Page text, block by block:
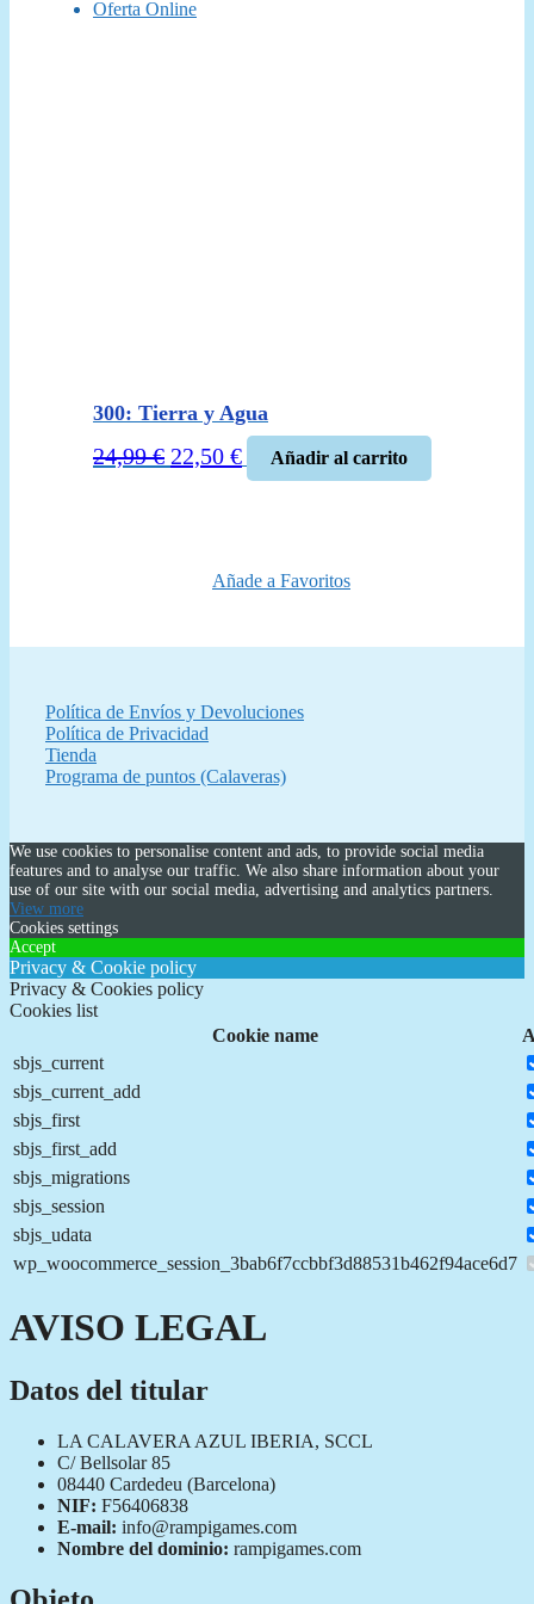
Oferta Online
300: Tierra y Agua
24,99€ El
22,50 €El
precio
Añadir al carrito
Añade a Favoritos
Política de Envíos y Devoluciones
Política de Privacidad
Tienda
Programa de puntos (Calaveras)
We use cookies to personalise content and ads, to provide social media
features and to analyse our traffic. We also share information about your
use of our site with our social media, advertising and analytics partners.
View more
Cookies settings
Accept
Privacy & Cookie policy
Privacy & Cookies policy
Cookies list
Cookie name
sbjs_current
sbjs_current_add
sbjs_first
sbjs_first_add
sbjs_migrations
sbjs_session
sbjs_udata
wp_woocommerce_session_3bab6f7ccbbf3d88531b462f94ace6d7
AVISO LEGAL
Datos del titular
LA CALAVERA AZUL IBERIA, SCCL
C/ Bellsolar 85
08440 Cardedeu (Barcelona)
NIF: F56406838
E-mail: info@rampigames.com
Nombre del dominio: rampigames.com